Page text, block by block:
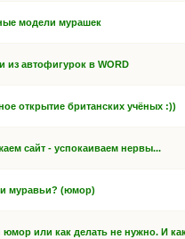
модели мурашек
из автофигурок в WORD
открытие британских учёных :))
сайт - успокаиваем нервы...
муравьи? (юмор)
или как делать не нужно. И